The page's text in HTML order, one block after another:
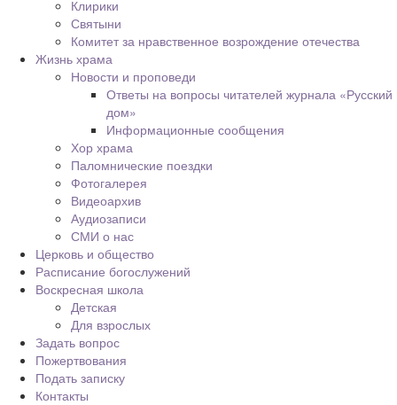
Клирики
Святыни
Комитет за нравственное возрождение отечества
Жизнь храма
Новости и проповеди
Ответы на вопросы читателей журнала «Русский
дом»
Информационные сообщения
Хор храма
Паломнические поездки
Фотогалерея
Видеоархив
Аудиозаписи
СМИ о нас
Церковь и общество
Расписание богослужений
Воскресная школа
Детская
Для взрослых
Задать вопрос
Пожертвования
Подать записку
Контакты